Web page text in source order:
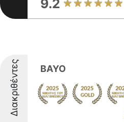
9.2
Διακριθέντες BAYO